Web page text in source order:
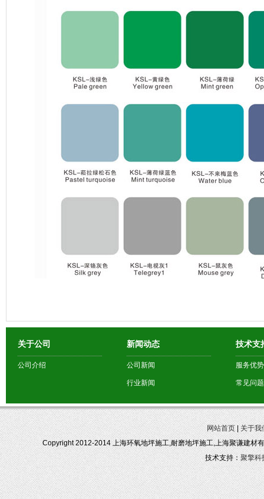
关于公司
公司介绍
新闻动态
公司新闻
行业新闻
技术支
服务优势
常见问题
网站首页 | 关于我
Copyright 2012-2014 上海环氧地坪施工,耐磨地坪施工,上海聚谦建材
技术支持：聚擎科